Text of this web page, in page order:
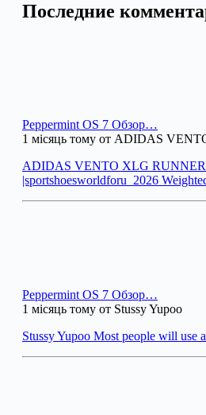
Последние
Peppermint OS 7 Обзор…
1 місяць тому от ADIDAS
ADIDAS VENTO XLG RUNNER
|sportshoesworldforu_2026
Peppermint OS 7 Обзор…
1 місяць тому от Stussy Yupoo
Stussy Yupoo Most people will use